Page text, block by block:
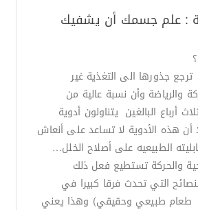
: علم جسمك أن يشفيك
جذورها الى التغذية غير
والرياضة وأن نسبة عالية من
أرباع البالغين يتناولون أدوية
أن هذه الأدوية لا تساعد على أنعاش
الطبيعيه على أصلاح الخلل…
والحركة تستطيع فعل ذلك
التي تحدث فرقا كبيرا في
طعام طبيعي وحقيقي) وهذا يعني